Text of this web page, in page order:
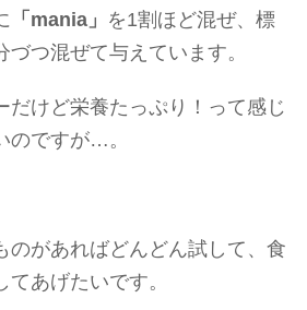
「mania」 を1割ほど混ぜ、標
つ混ぜて与えています。
だけど栄養たっぷり！って感じ
のですが…。
のがあればどんどん試して、食
あげたいです。